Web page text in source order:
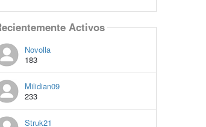
Activos
Novolla
183
Milidian09
233
Struk21